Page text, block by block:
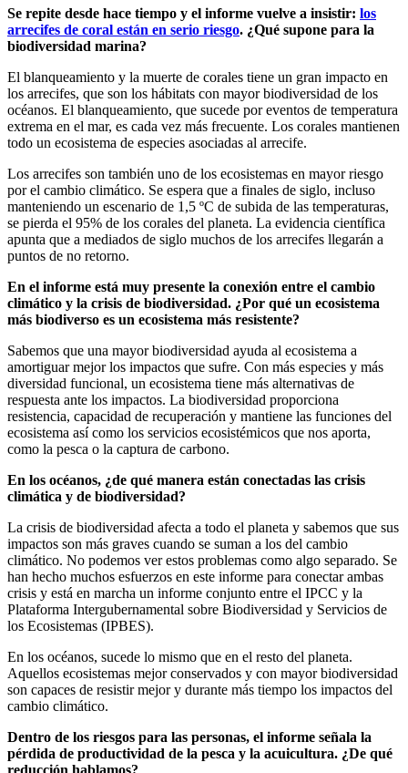
Se repite desde hace tiempo y el informe vuelve a insistir: los
arrecifes de coral están en serio riesgo. ¿Qué supone para la
biodiversidad marina?
El blanqueamiento y la muerte de corales tiene un gran impacto en
los arrecifes, que son los hábitats con mayor biodiversidad de los
océanos. El blanqueamiento, que sucede por eventos de temperatura
extrema en el mar, es cada vez más frecuente. Los corales mantienen
todo un ecosistema de especies asociadas al arrecife.
Los arrecifes son también uno de los ecosistemas en mayor riesgo
por el cambio climático. Se espera que a finales de siglo, incluso
manteniendo un escenario de 1,5 ºC de subida de las temperaturas,
se pierda el 95% de los corales del planeta. La evidencia científica
apunta que a mediados de siglo muchos de los arrecifes llegarán a
puntos de no retorno.
En el informe está muy presente la conexión entre el cambio
climático y la crisis de biodiversidad. ¿Por qué un ecosistema
más biodiverso es un ecosistema más resistente?
Sabemos que una mayor biodiversidad ayuda al ecosistema a
amortiguar mejor los impactos que sufre. Con más especies y más
diversidad funcional, un ecosistema tiene más alternativas de
respuesta ante los impactos. La biodiversidad proporciona
resistencia, capacidad de recuperación y mantiene las funciones del
ecosistema así como los servicios ecosistémicos que nos aporta,
como la pesca o la captura de carbono.
En los océanos, ¿de qué manera están conectadas las crisis
climática y de biodiversidad?
La crisis de biodiversidad afecta a todo el planeta y sabemos que sus
impactos son más graves cuando se suman a los del cambio
climático. No podemos ver estos problemas como algo separado. Se
han hecho muchos esfuerzos en este informe para conectar ambas
crisis y está en marcha un informe conjunto entre el IPCC y la
Plataforma Intergubernamental sobre Biodiversidad y Servicios de
los Ecosistemas (IPBES).
En los océanos, sucede lo mismo que en el resto del planeta.
Aquellos ecosistemas mejor conservados y con mayor biodiversidad
son capaces de resistir mejor y durante más tiempo los impactos del
cambio climático.
Dentro de los riesgos para las personas, el informe señala la
pérdida de productividad de la pesca y la acuicultura. ¿De qué